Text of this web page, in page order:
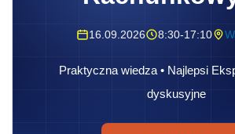
16.09.2026 8:30-17:10
Praktyczna wiedza • Najlepsi
dyskusyjne